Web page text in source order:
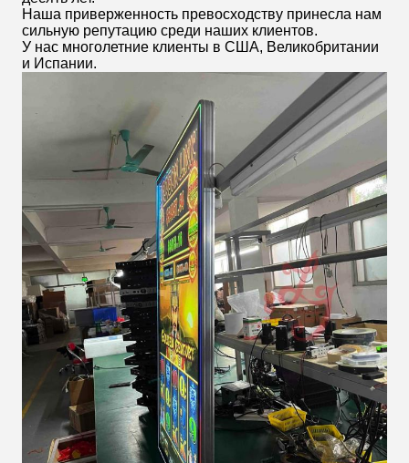
Наша приверженность превосходству принесла нам
сильную репутацию среди наших клиентов.
У нас многолетние клиенты в США, Великобритании
и Испании.